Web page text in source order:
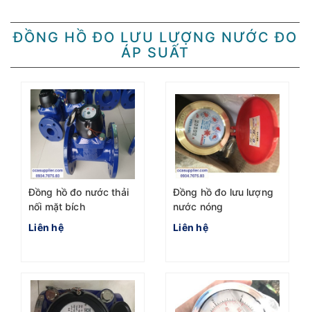
ĐỒNG HỒ ĐO LƯU LƯỢNG NƯỚC ĐO
ÁP SUẤT
Đồng hồ đo nước thải
nối mặt bích
Liên hệ
Đồng hồ đo lưu lượng
nước nóng
Liên hệ